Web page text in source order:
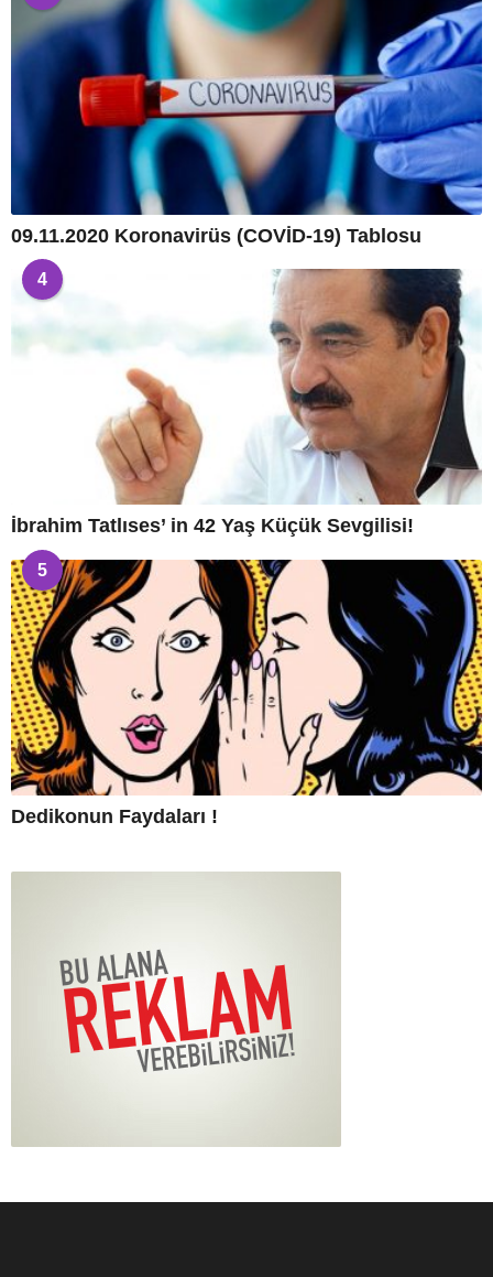
09.11.2020 Koronavirüs (COVİD-19) Tablosu
4
İbrahim Tatlıses’ in 42 Yaş Küçük Sevgilisi!
5
Dedikonun Faydaları !